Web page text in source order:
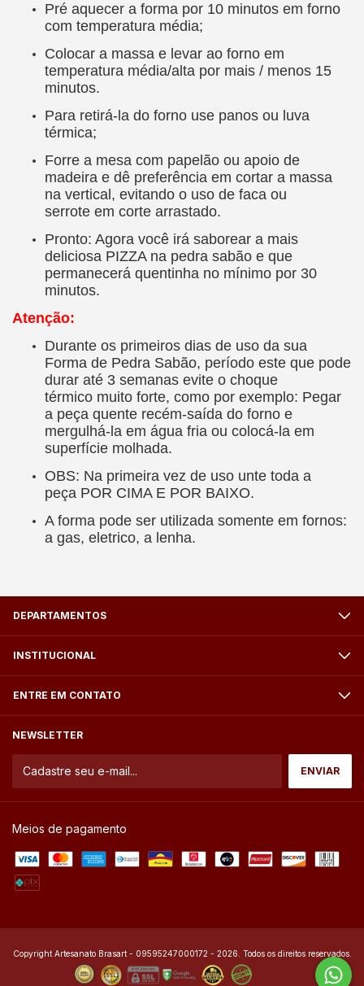
Pré aquecer a forma por 10 minutos em forno
com temperatura média;
Colocar a massa e levar ao forno em
temperatura média/alta por mais / menos 15
minutos.
Para retirá-la do forno use panos ou luva
térmica;
Forre a mesa com papelão ou apoio de
madeira e dê preferência em cortar a massa
na vertical, evitando o uso de faca ou
serrote em corte arrastado.
Pronto: Agora você irá saborear a mais
deliciosa PIZZA na pedra sabão e que
permanecerá quentinha no mínimo por 30
minutos.
Atenção:
Durante os primeiros dias de uso da sua
Forma de Pedra Sabão, período este que pode
durar até 3 semanas evite o choque
térmico muito forte, como por exemplo: Pegar
a peça quente recém-saída do forno e
mergulhá-la em água fria ou colocá-la em
superfície molhada.
OBS: Na primeira vez de uso unte toda a
peça POR CIMA E POR BAIXO.
A forma pode ser utilizada somente em fornos:
a gas, eletrico, a lenha.
DEPARTAMENTOS
INSTITUCIONAL
ENTRE EM CONTATO
NEWSLETTER
Meios de pagamento
Copyright Artesanato Brasart - 09595247000172 - 2026. Todos os direitos reservados.